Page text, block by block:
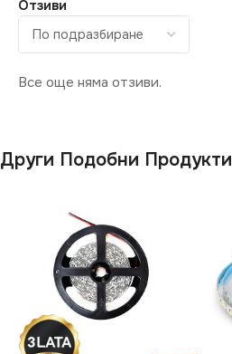
МОЩНОСТ / М 12W
Отзиви
Все още няма отзиви.
Други Подобни Продукти